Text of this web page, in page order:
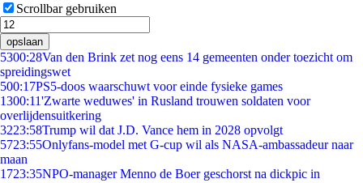
Scrollbar gebruiken
opslaan
5300:28Van den Brink zet nog eens 14 gemeenten onder toezicht om
spreidingswet
500:17PS5-doos waarschuwt voor einde fysieke games
1300:11'Zwarte weduwes' in Rusland trouwen soldaten voor
overlijdensuitkering
3223:58Trump wil dat J.D. Vance hem in 2028 opvolgt
5723:55Onlyfans-model met G-cup wil als NASA-ambassadeur naar
maan
1723:35NPO-manager Menno de Boer geschorst na dickpic in